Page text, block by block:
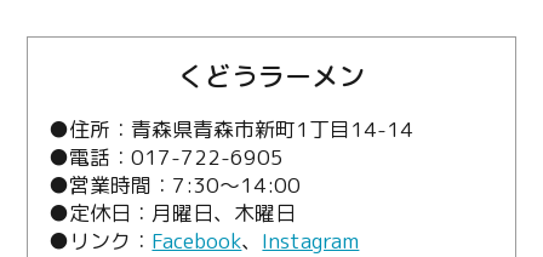
くどうラーメン
●住所：青森県青森市新町1丁目14-14
●電話：017-722-6905
●営業時間：7:30～14:00
●定休日：月曜日、木曜日
●リンク： Facebook、 Instagram